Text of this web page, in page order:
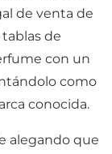
de venta de
de
con un
como
conocida.
alegando que